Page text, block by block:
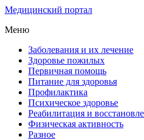
Медицинский портал
Меню
Заболевания и их лечение
Здоровье пожилых
Первичная помощь
Питание для здоровья
Профилактика
Психическое здоровье
Реабилитация и
Физическая активность
Разное